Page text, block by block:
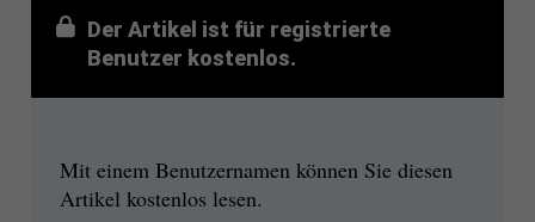
Der Artikel ist für registrierte
Benutzer kostenlos.
Mit einem Benutzernamen können Sie diesen
Artikel kostenlos lesen.